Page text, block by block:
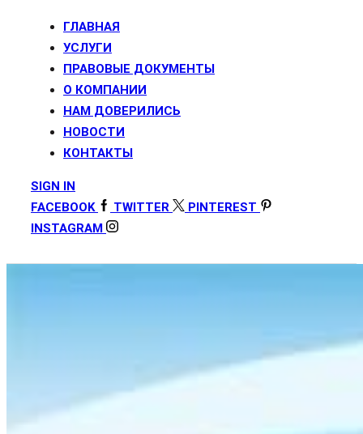
ГЛАВНАЯ
УСЛУГИ
ПРАВОВЫЕ ДОКУМЕНТЫ
О КОМПАНИИ
НАМ ДОВЕРИЛИСЬ
НОВОСТИ
КОНТАКТЫ
SIGN IN
FACEBOOK
TWITTER
PINTEREST
INSTAGRAM